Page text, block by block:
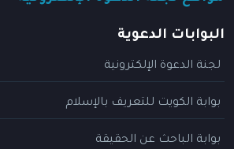
البوابات الدعوية
لجنة الدعوة الإلكترونية
بوابة الكويت للتعريف بالإسلام
بوابة الباحث عن الحقيقة